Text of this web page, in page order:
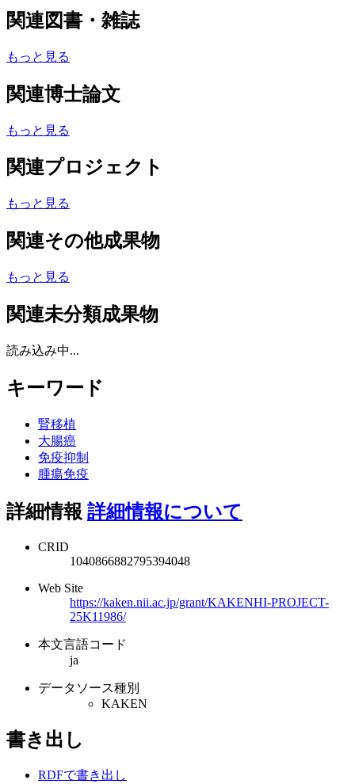
関連図書・雑誌
もっと見る
関連博士論文
もっと見る
関連プロジェクト
もっと見る
関連その他成果物
もっと見る
関連未分類成果物
読み込み中...
キーワード
腎移植
大腸癌
免疫抑制
腫瘍免疫
詳細情報 詳細情報について
CRID
1040866882795394048
Web Site
https://kaken.nii.ac.jp/grant/KAKENHI-PROJECT-
25K11986/
本文言語コード
ja
データソース種別
KAKEN
書き出し
RDFで書き出し